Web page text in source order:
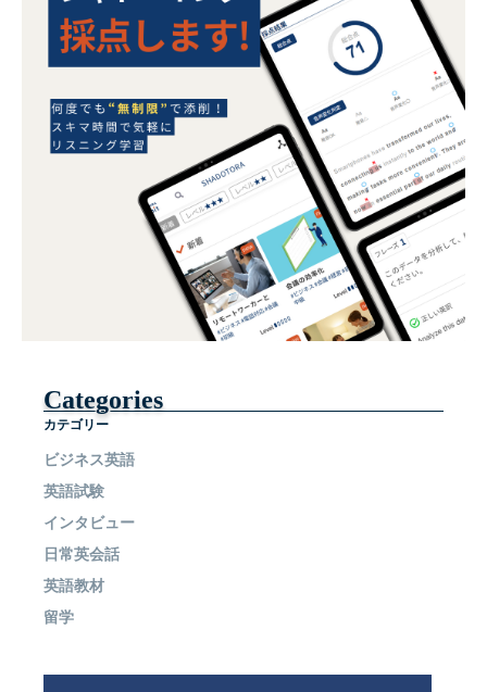
Categories
カテゴリー
ビジネス英語
英語試験
インタビュー
日常英会話
英語教材
留学